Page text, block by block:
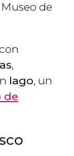
de
,
lago, un
de